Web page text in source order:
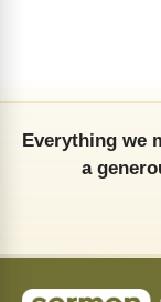
Everything we
a